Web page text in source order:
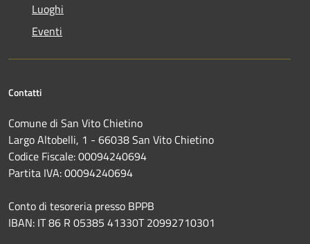
Luoghi
Eventi
Contatti
Comune di San Vito Chietino
Largo Altobelli, 1 - 66038 San Vito Chietino
Codice Fiscale: 00094240694
Partita IVA: 00094240694
Conto di tesoreria presso BPPB
IBAN: IT 86 R 05385 41330T 20992710301